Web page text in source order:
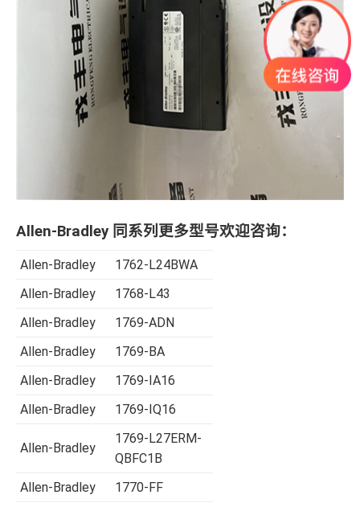
Allen-Bradley 同系列更多型号欢迎咨询：
Allen-Bradley
1762-L24BWA
Allen-Bradley
1768-L43
Allen-Bradley
1769-ADN
Allen-Bradley
1769-BA
Allen-Bradley
1769-IA16
Allen-Bradley
1769-IQ16
Allen-Bradley
1769-L27ERM-
QBFC1B
Allen-Bradley
1770-FF